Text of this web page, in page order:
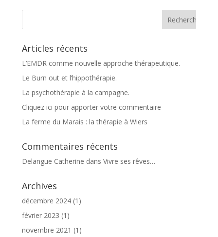
Articles récents
L’EMDR comme nouvelle approche thérapeutique.
Le Burn out et l’hippothérapie.
La psychothérapie à la campagne.
Cliquez ici pour apporter votre commentaire
La ferme du Marais : la thérapie à Wiers
Commentaires récents
Delangue Catherine dans Vivre ses rêves…
Archives
décembre 2024(1)
février 2023 (1)
novembre 2021 (1)